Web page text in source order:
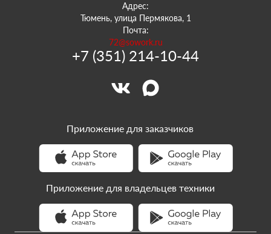
Адрес:
Тюмень, улица Пермякова, 1
Почта:
72@sowork.ru
+7 (351) 214-10-44
Приложение для заказчиков
Приложение для владельцев техники